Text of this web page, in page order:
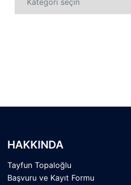
HAKKINDA
Tayfun Topaloğlu
Başvuru ve Kayıt Formu